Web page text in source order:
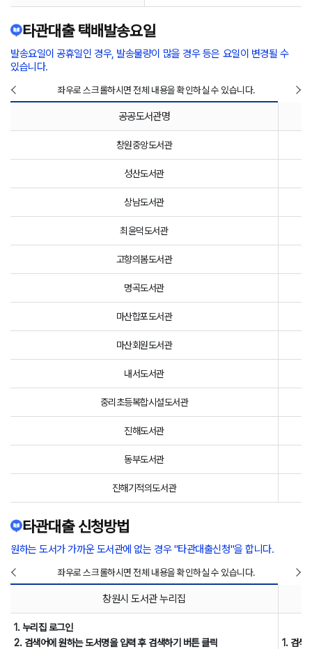
타관대출 택배발송요일
발송요일이 공휴일인 경우, 발송물량이 많을 경우 등은 요일이 변경될 수
있습니다.
좌우로 스크롤하시면 전체 내용을 확인하실 수 있습니다.
공공도서관명
창원중앙도서관
성산도서관
상남도서관
최윤덕도서관
고향의봄도서관
명곡도서관
마산합포도서관
마산회원도서관
내서도서관
중리초등복합시설도서관
진해도서관
동부도서관
진해기적의도서관
타관대출 신청방법
원하는 도서가 가까운 도서관에 없는 경우 "타관대출신청"을 합니다.
좌우로 스크롤하시면 전체 내용을 확인하실 수 있습니다.
창원시 도서관 누리집
1. 누리집 로그인
2. 검색어에 원하는 도서명을 입력 후 검색하기 버튼 클릭
1. 검색